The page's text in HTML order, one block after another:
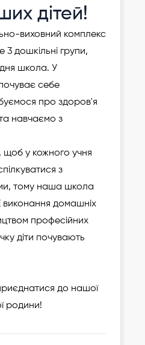
дітей!
виховний комплекс
дошкільні групи,
школа. У
себе
про здоров'я
навчаємо з
щоб у кожного учня
з
тому наша школа
виконання домашніх
професійних
діти почувають
до нашої
родини!